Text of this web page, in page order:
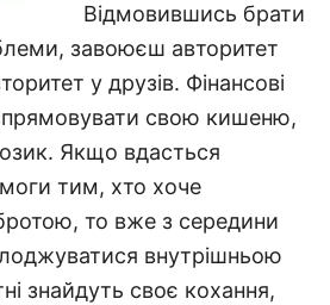
Відмовившись брати
завоюєш авторитет
у друзів. Фінансові
свою кишеню,
Якщо вдасться
тим, хто хоче
то вже з середини
внутрішньою
знайдуть своє кохання,